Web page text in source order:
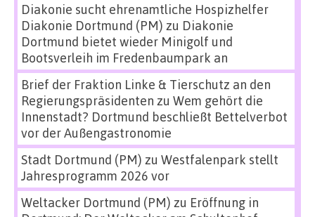
Diakonie sucht ehrenamtliche Hospizhelfer
Diakonie Dortmund (PM) zu Diakonie
Dortmund bietet wieder Minigolf und
Bootsverleih im Fredenbaumpark an
Brief der Fraktion Linke & Tierschutz an den
Regierungspräsidenten zu Wem gehört die
Innenstadt? Dortmund beschließt Bettelverbot
vor der Außengastronomie
Stadt Dortmund (PM) zu Westfalenpark stellt
Jahresprogramm 2026 vor
Weltacker Dortmund (PM) zu Eröffnung in